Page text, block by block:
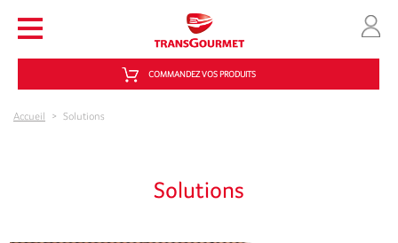
COMMANDEZ VOS PRODUITS
Accueil > Solutions
Solutions